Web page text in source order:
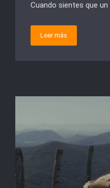
Cuando sientes que
Leer más